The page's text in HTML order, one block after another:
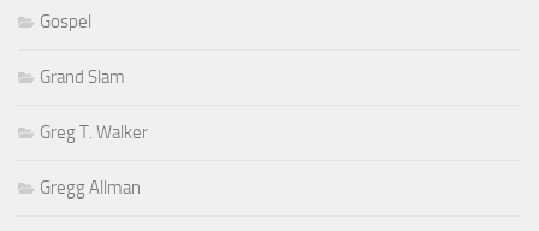
Gospel
Grand Slam
Greg T. Walker
Gregg Allman